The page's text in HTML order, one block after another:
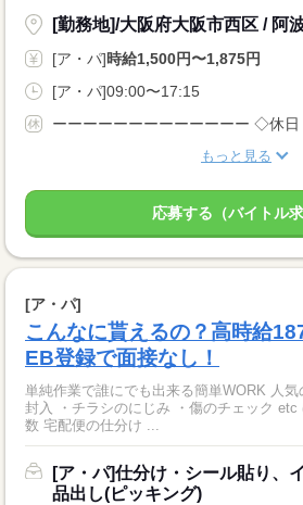
[勤務地]/大阪府大阪市西区 / 阿
[ア・パ]時給1,500円〜1,875円
[ア・パ]09:00〜17:15
もっと見る
応募する（バイトル求
[ア・パ]
こんなに貰えるの？高時給
EB登録で面接なし！
単純作業で誰にでも出来る簡単WORK 人
封入 ・チラシのにじみ ・傷のチェック etc
数 宅配便の仕分け ...
[ア・パ]仕分け・シール貼り、
品出し(ピッキング)